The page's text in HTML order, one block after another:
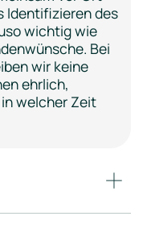
Identifizieren des
wichtig wie
Bei
wir keine
ehrlich,
welcher Zeit